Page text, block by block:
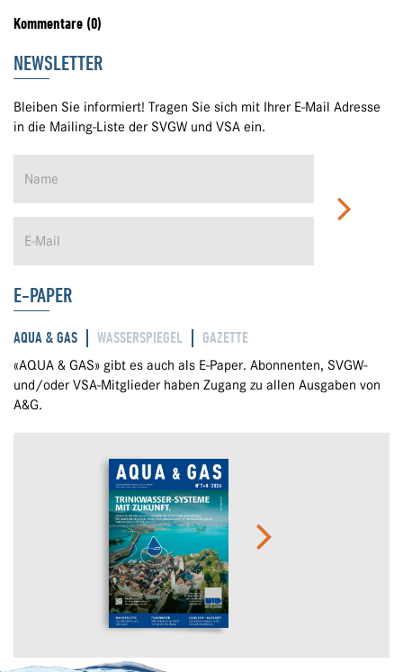
Kommentare (0)
NEWSLETTER
Bleiben Sie informiert! Tragen Sie sich mit Ihrer E-Mail Adresse
in die Mailing-Liste der SVGW und VSA ein.
E-PAPER
AQUA & GAS WASSERSPIEGEL GAZETTE
«AQUA & GAS» gibt es auch als E-Paper. Abonnenten, SVGW-
und/oder VSA-Mitglieder haben Zugang zu allen Ausgaben von
A&G.